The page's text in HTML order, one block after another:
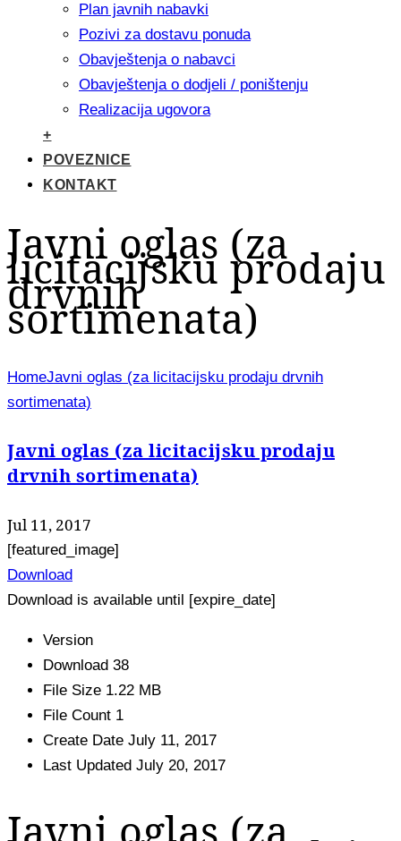
Plan javnih nabavki
Pozivi za dostavu ponuda
Obavještenja o nabavci
Obavještenja o dodjeli / poništenju
Realizacija ugovora
+
POVEZNICE
KONTAKT
Javni oglas (za
licitacijsku prodaju
drvnih
sortimenata)
HomeJavni oglas (za licitacijsku prodaju drvnih
sortimenata)
Javni oglas (za licitacijsku prodaju
drvnih sortimenata)
Jul 11, 2017
[featured_image]
Download
Download is available until [expire_date]
Version
Download 38
File Size 1.22 MB
File Count 1
Create Date July 11, 2017
Last Updated July 20, 2017